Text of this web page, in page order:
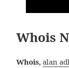
Whois
Whois,alan